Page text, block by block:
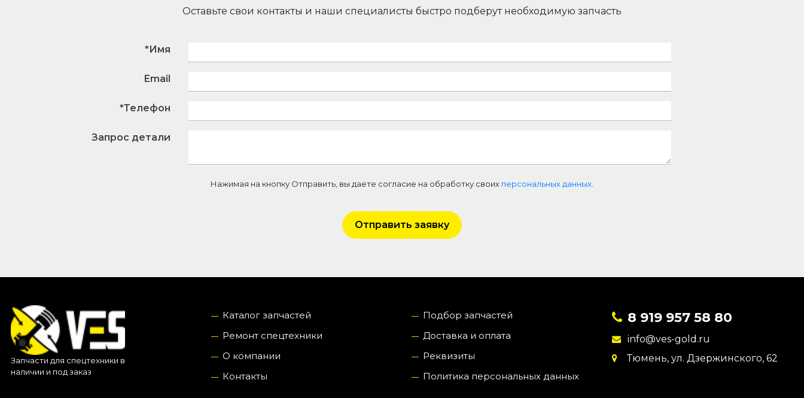
Оставьте свои контакты и наши специалисты быстро подберут необходимую запчасть
*Имя
Email
*Телефон
Запрос детали
Нажимая на кнопку Отправить, вы даете согласие на обработку своих персональных данных.
Отправить заявку
Запчасти для спецтехники в
наличии и под заказ
Каталог запчастей
Ремонт спецтехники
О компании
Контакты
Подбор запчастей
Доставка и оплата
Реквизиты
Политика персональных данных
8 919 957 58 80
info@ves-gold.ru
Тюмень, ул. ​Дзержинского, 62